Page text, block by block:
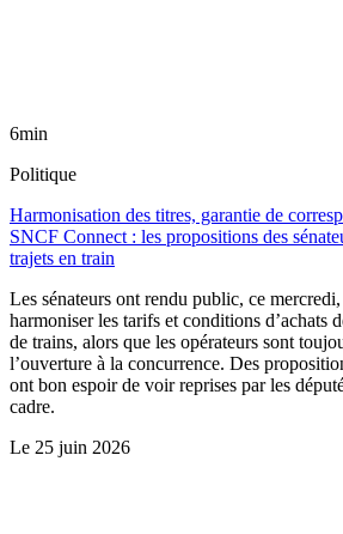
6min
Politique
Harmonisation des titres, garantie de
SNCF Connect : les propositions des
trajets en train
Les sénateurs ont rendu public, ce
harmoniser les tarifs et conditions d’achats
de trains, alors que les opérateurs sont
l’ouverture à la concurrence. Des
ont bon espoir de voir reprises par les
cadre.
Le 25 juin 2026